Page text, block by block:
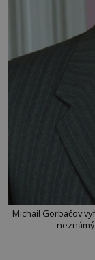
Michail Gorbačov